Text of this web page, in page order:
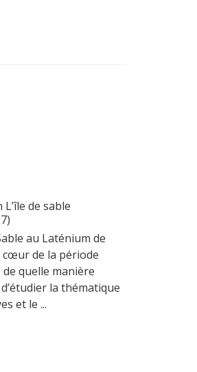
de sable
au Laténium de
de la période
quelle manière
la thématique
et le ...